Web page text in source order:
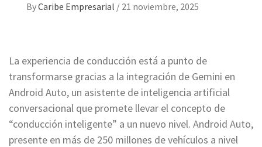
ByCaribe Empresarial / 21 noviembre, 2025
La experiencia de conducción está a punto de
transformarse gracias a la integración de Gemini en
Android Auto, un asistente de inteligencia artificial
conversacional que promete llevar el concepto de
“conducción inteligente” a un nuevo nivel. Android Auto,
presente en más de 250 millones de vehículos a nivel